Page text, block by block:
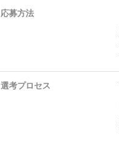
応募方法
選考プロセス